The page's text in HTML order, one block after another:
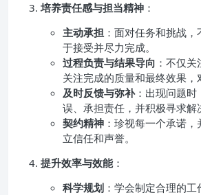
培养责任感与担当精神 ：
主动承担 ：面对任务和挑战
于接受并尽力完成。
过程负责与结果导向 ：不仅
关注完成的质量和最终效果，
及时反馈与弥补：出现问题时
误、承担责任，并积极寻求解
契约精神 ：珍视每一个承诺
立信任和声誉。
提升效率与效能：
科学规划 ：学会制定合理的